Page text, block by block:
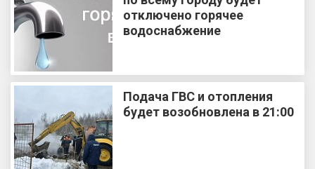
отключено горячее
водоснабжение
Подача ГВС и отопления
будет возобновлена в 21:00